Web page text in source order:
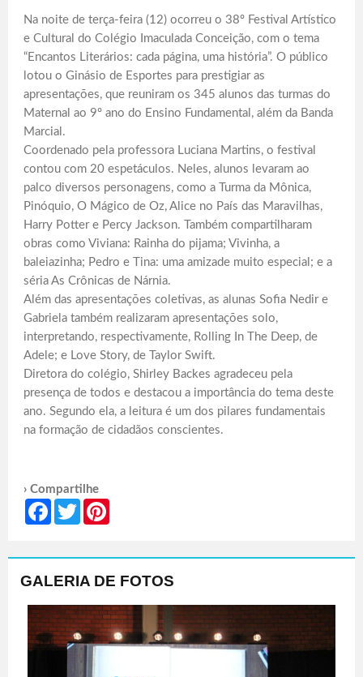
Na noite de terça-feira (12) ocorreu o 38º Festival Artístico
e Cultural do Colégio Imaculada Conceição, com o tema
“Encantos Literários: cada página, uma história”. O público
lotou o Ginásio de Esportes para prestigiar as
apresentações, que reuniram os 345 alunos das turmas do
Maternal ao 9º ano do Ensino Fundamental, além da Banda
Marcial.
Coordenado pela professora Luciana Martins, o festival
contou com 20 espetáculos. Neles, alunos levaram ao
palco diversos personagens, como a Turma da Mônica,
Pinóquio, O Mágico de Oz, Alice no País das Maravilhas,
Harry Potter e Percy Jackson. Também compartilharam
obras como Viviana: Rainha do pijama; Vivinha, a
baleiazinha; Pedro e Tina: uma amizade muito especial; e a
séria As Crônicas de Nárnia.
Além das apresentações coletivas, as alunas Sofia Nedir e
Gabriela também realizaram apresentações solo,
interpretando, respectivamente, Rolling In The Deep, de
Adele; e Love Story, de Taylor Swift.
Diretora do colégio, Shirley Backes agradeceu pela
presença de todos e destacou a importância do tema deste
ano. Segundo ela, a leitura é um dos pilares fundamentais
na formação de cidadãos conscientes.
› Compartilhe
Facebook
Twitter
GALERIA DE FOTOS